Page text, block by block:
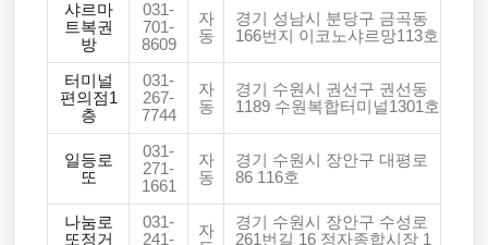
샤르마
트복권
방
031-
701-
8609
자
동
경기 성남시 분당구 금곡동
166번지 이코노샤르망113호
터미널
편의점1
층
031-
267-
7744
자
동
경기 수원시 권선구 권선동
1189 수원복합터미널1301호
일등로
또
031-
271-
1661
자
동
경기 수원시 장안구 대평로
86 116호
나눔로
또정거
031-
241-
자
경기 수원시 장안구 수성로
261번길 16 정자종합시장 1